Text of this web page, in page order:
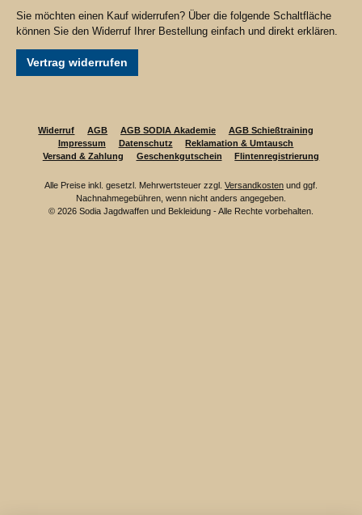
Sie möchten einen Kauf widerrufen? Über die folgende Schaltfläche
können Sie den Widerruf Ihrer Bestellung einfach und direkt erklären.
Vertrag widerrufen
Widerruf AGB AGB SODIA Akademie
AGB Schießtraining
Impressum
Datenschutz
Reklamation & Umtausch
Versand & Zahlung
Geschenkgutschein Flintenregistrierung
Alle Preise inkl. gesetzl. Mehrwertsteuer zzgl. Versandkosten und ggf.
Nachnahmegebühren, wenn nicht anders angegeben.
© 2026 Sodia Jagdwaffen und Bekleidung - Alle Rechte vorbehalten.